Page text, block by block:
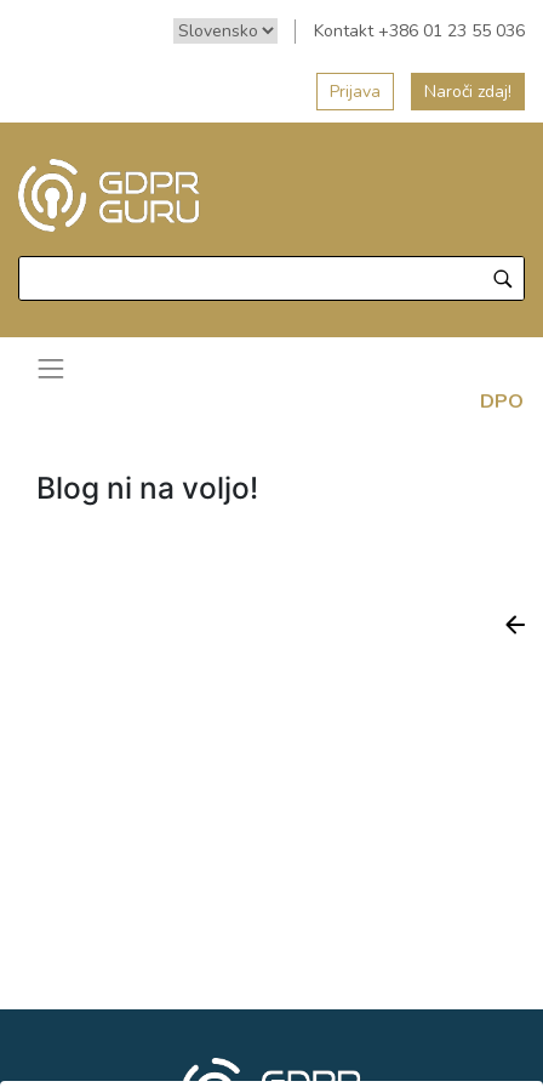
Kontakt +386 01 23 55 036
Prijava Naroči zdaj!
DPO
Blog ni na voljo!